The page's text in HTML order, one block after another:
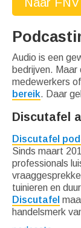
Audio is een
bedrijven.
medewerkers
bereik. Daar
Discutafel
Discutafel
Sinds maart
professionals
tuinieren en
Discutafel
handelsmerk